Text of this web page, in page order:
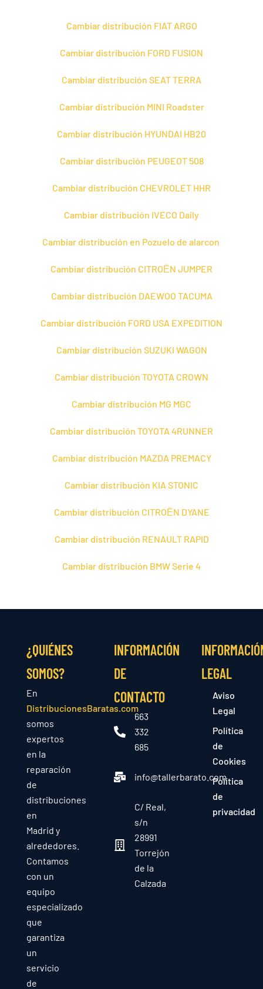
Cambiar distribución FIAT ARGO
Cambiar distribución FORD FUSION
Cambiar distribución SEAT TERRA
Cambiar distribución MINI Roadster
Cambiar distribución HYUNDAI HB20
Cambiar distribución PEUGEOT 508
Cambiar distribución CHEVROLET HHR
Cambiar distribución IVECO Daily
Cambiar distribución en Pozuelo de alarcon
Cambiar distribución CITROЁN JUMPER
Cambiar distribución DAEWOO TACUMA
Cambiar distribución FORD USA EXPEDITION
Cambiar distribución SUZUKI WAGON
Cambiar distribución TOYOTA CROWN
Cambiar distribución MG MGC
Cambiar distribución TOYOTA 4RUNNER
Cambiar distribución MAZDA PREMACY
Cambiar distribución KIA STONIC
Cambiar distribución CITROЁN DYANE
Cambiar distribución RENAULT RAPID
Cambiar distribución BMW Serie 4
¿QUIÉNES
SOMOS?
En
DistribucionesBaratas.com
somos
expertos
en la
reparación
de
distribuciones
en
Madrid y
alrededores.
Contamos
con un
equipo
especializado
que
garantiza
un
servicio
de
INFORMACIÓN
DE
CONTACTO
663
332
685
info@tallerbarato.com
C/ Real,
s/n
28991
Torrejón
de la
Calzada
LEGAL
Aviso
Legal
Política
de
Cookies
Política
de
privacidad